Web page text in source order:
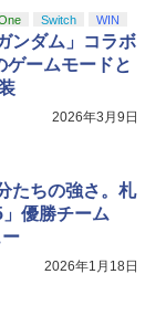
Switch WIN
ンダム」コラボ
ゲームモードと
2026年3月9日
たちの強さ。札
優勝チーム
2026年1月18日